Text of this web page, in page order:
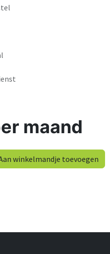
maand
winkelmandje toevoegen